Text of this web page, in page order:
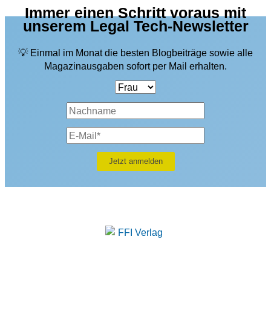
Immer einen Schritt voraus mit
unserem Legal Tech-Newsletter
💡 Einmal im Monat die besten Blogbeiträge sowie alle
Magazinausgaben sofort per Mail erhalten.